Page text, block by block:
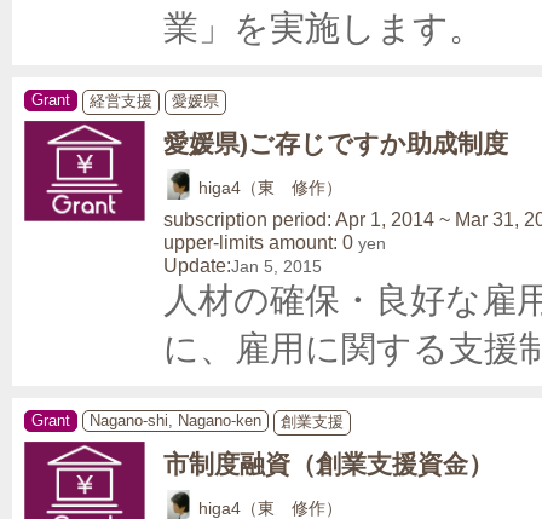
業」を実施します。
Grant 経営支援 愛媛県
愛媛県)ご存じですか助成制度
higa4（東 修作）
subscription period: Apr 1, 2014 ~ Mar 31,
upper-limits amount: 0 yen
Update:Jan 5, 2015
人材の確保・良好な雇
に、雇用に関する支援
Grant Nagano-shi, Nagano-ken 創業支援
市制度融資（創業支援資金）
higa4（東 修作）